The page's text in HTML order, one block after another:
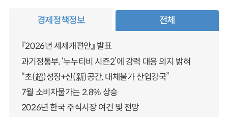
경제정책정보 전체
『2026년 세제개편안』 발표
과기정통부, ‘누누티비 시즌2’에 강력 대응 의지 밝혀
“초(超)성장+신(新)공간, 대체불가 산업강국”
7월 소비자물가는 2.8% 상승
2026년 한국 주식시장 여건 및 전망